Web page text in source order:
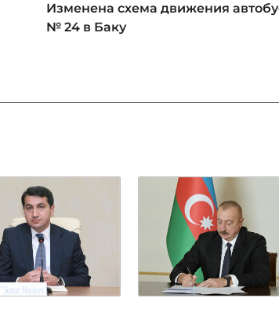
Изменена схема движения
№ 24 в Баку